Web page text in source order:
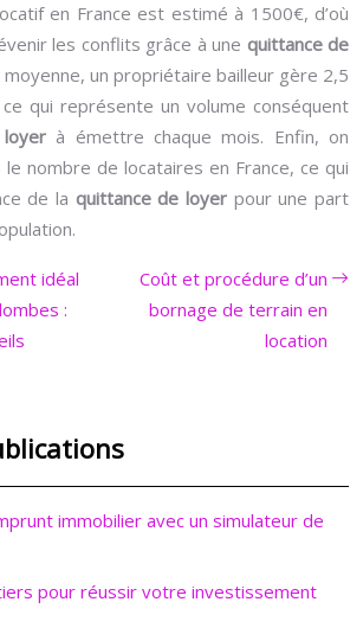
en France est estimé à 1500€, d’où
les conflits grâce à une quittance de
moyenne, un propriétaire bailleur gère 2,5
qui représente un volume conséquent
à émettre chaque mois. Enfin, on
nombre de locataires en France, ce qui
de la quittance de loyer pour une part
idéal
:
Coût et procédure d’un
bornage de terrain en
location
immobilier avec un simulateur de
pour réussir votre investissement